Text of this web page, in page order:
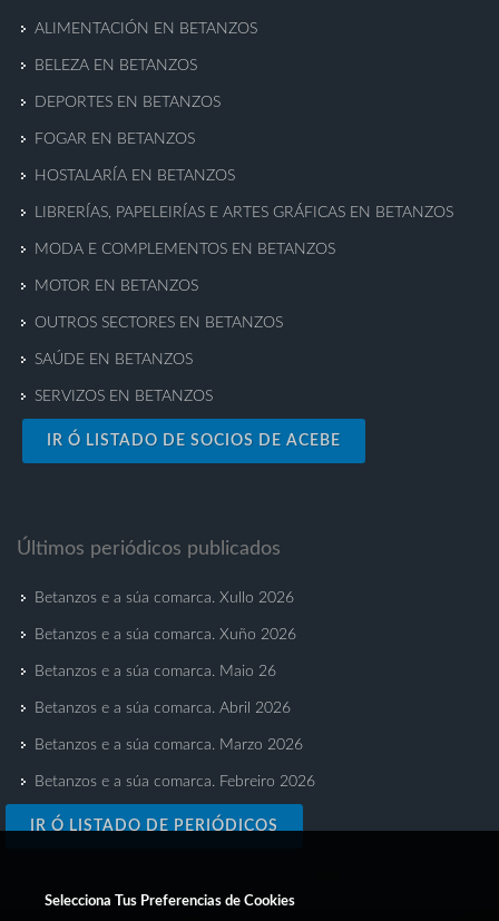
ALIMENTACIÓN EN BETANZOS
BELEZA EN BETANZOS
DEPORTES EN BETANZOS
FOGAR EN BETANZOS
HOSTALARÍA EN BETANZOS
LIBRERÍAS, PAPELEIRÍAS E ARTES GRÁFICAS EN BETANZOS
MODA E COMPLEMENTOS EN BETANZOS
MOTOR EN BETANZOS
OUTROS SECTORES EN BETANZOS
SAÚDE EN BETANZOS
SERVIZOS EN BETANZOS
IR Ó LISTADO DE SOCIOS DE ACEBE
Últimos periódicos publicados
Betanzos e a súa comarca. Xullo 2026
Betanzos e a súa comarca. Xuño 2026
Betanzos e a súa comarca. Maio 26
Betanzos e a súa comarca. Abril 2026
Betanzos e a súa comarca. Marzo 2026
Betanzos e a súa comarca. Febreiro 2026
IR Ó LISTADO DE PERIÓDICOS